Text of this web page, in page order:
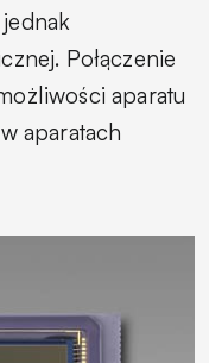
Połączenie
aparatu
aparatach